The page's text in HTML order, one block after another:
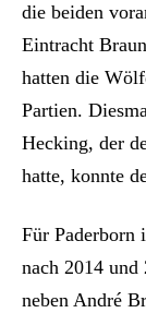
die beiden
Eintracht
hatten die
Partien.
Hecking, der
hatte, konnte
Für Paderborn
nach 2014
neben André